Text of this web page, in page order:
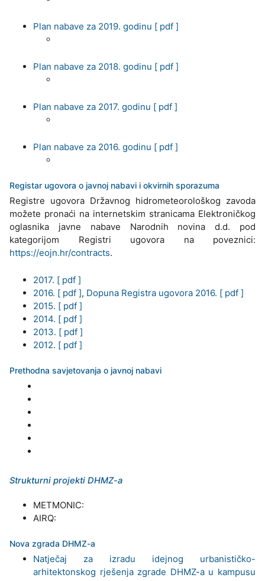
Plan nabave za 2019. godinu [ pdf ]
Plan nabave za 2018. godinu [ pdf ]
Plan nabave za 2017. godinu [ pdf ]
Plan nabave za 2016. godinu [ pdf ]
Registar ugovora o javnoj nabavi i okvirnih sporazuma
Registre ugovora Državnog hidrometeorološkog zavoda
možete pronaći na internetskim stranicama Elektroničkog
oglasnika javne nabave Narodnih novina d.d. pod
kategorijom Registri ugovora na poveznici:
https://eojn.hr/contracts.
2017. [ pdf ]
2016. [ pdf ], Dopuna Registra ugovora 2016. [ pdf ]
2015. [ pdf ]
2014. [ pdf ]
2013. [ pdf ]
2012. [ pdf ]
Prethodna savjetovanja o javnoj nabavi
Strukturni projekti DHMZ-a
METMONIC:
AIRQ:
Nova zgrada DHMZ-a
Natječaj za izradu idejnog urbanističko-
arhitektonskog rješenja zgrade DHMZ-a u kampusu